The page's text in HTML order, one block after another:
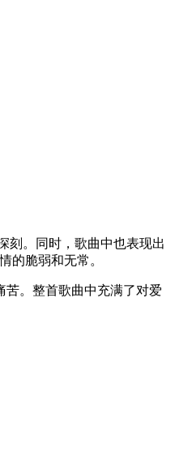
刻。同时，歌曲中也表现出
的脆弱和无常。
苦。整首歌曲中充满了对爱